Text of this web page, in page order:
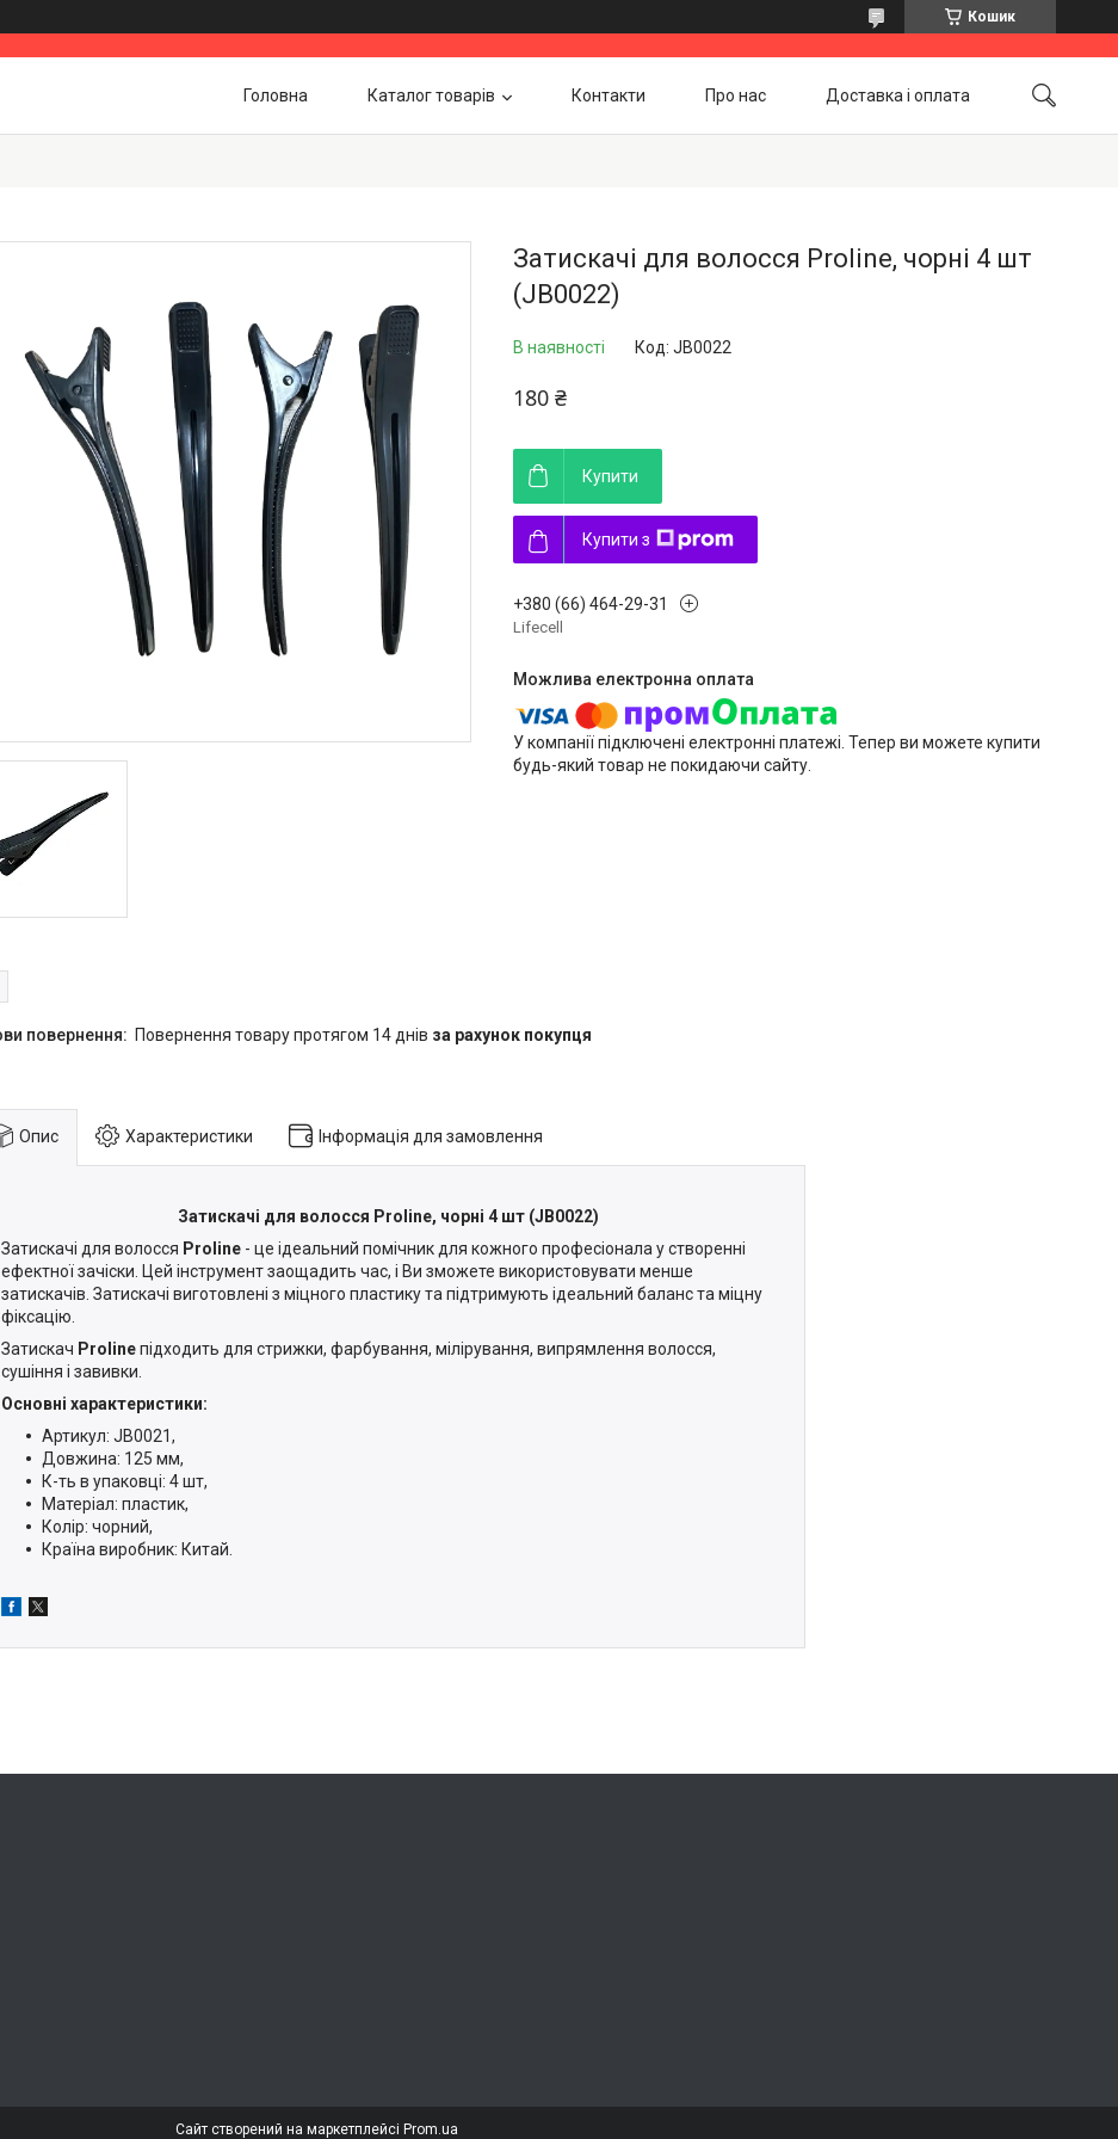
Кошик
Головна Каталог товарів Контакти Про нас Доставка і оплата
Затискачі для волосся Proline, чорні 4 шт
(JB0022)
В наявності Код: JB0022
180 ₴
Купити
Купити з
+380 (66) 464-29-31
Lifecell
У компанії підключені електронні платежі. Тепер ви можете купити
будь-який товар не покидаючи сайту.
повернення товару протягом 14 днів за рахунок покупця
Опис Характеристики Інформація для замовлення
Затискачі для волосся Proline, чорні 4 шт (JB0022)
Затискачі для волосся Proline - це ідеальний помічник для кожного професіонала у створенні
ефектної зачіски. Цей інструмент заощадить час, і Ви зможете використовувати менше
затискачів. Затискачі виготовлені з міцного пластику та підтримують ідеальний баланс та міцну
фіксацію.
Затискач Prolineпідходить для стрижки, фарбування, мілірування, випрямлення волосся,
сушіння і завивки.
Основні характеристики:
Артикул: JB0021,
Довжина: 125 мм,
К-ть в упаковці: 4 шт,
Матеріал: пластик,
Колір: чорний,
Країна виробник: Китай.
Сайт створений на маркетплейсі Prom.ua